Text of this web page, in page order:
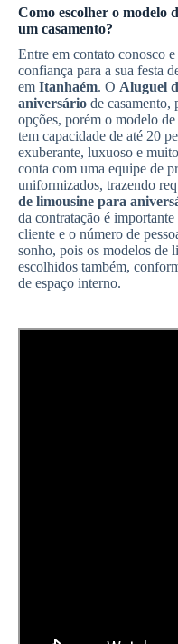
Como escolher o modelo
um casamento?
Entre em contato conosco
confiança para a sua festa
em Itanhaém. O Aluguel
aniversário de casamento,
opções, porém o modelo
tem capacidade de até 20
exuberante, luxuoso e
conta com uma equipe de
uniformizados, trazendo
de limousine para
da contratação é
cliente e o número de
sonho, pois os modelos de
escolhidos também,
de espaço interno.